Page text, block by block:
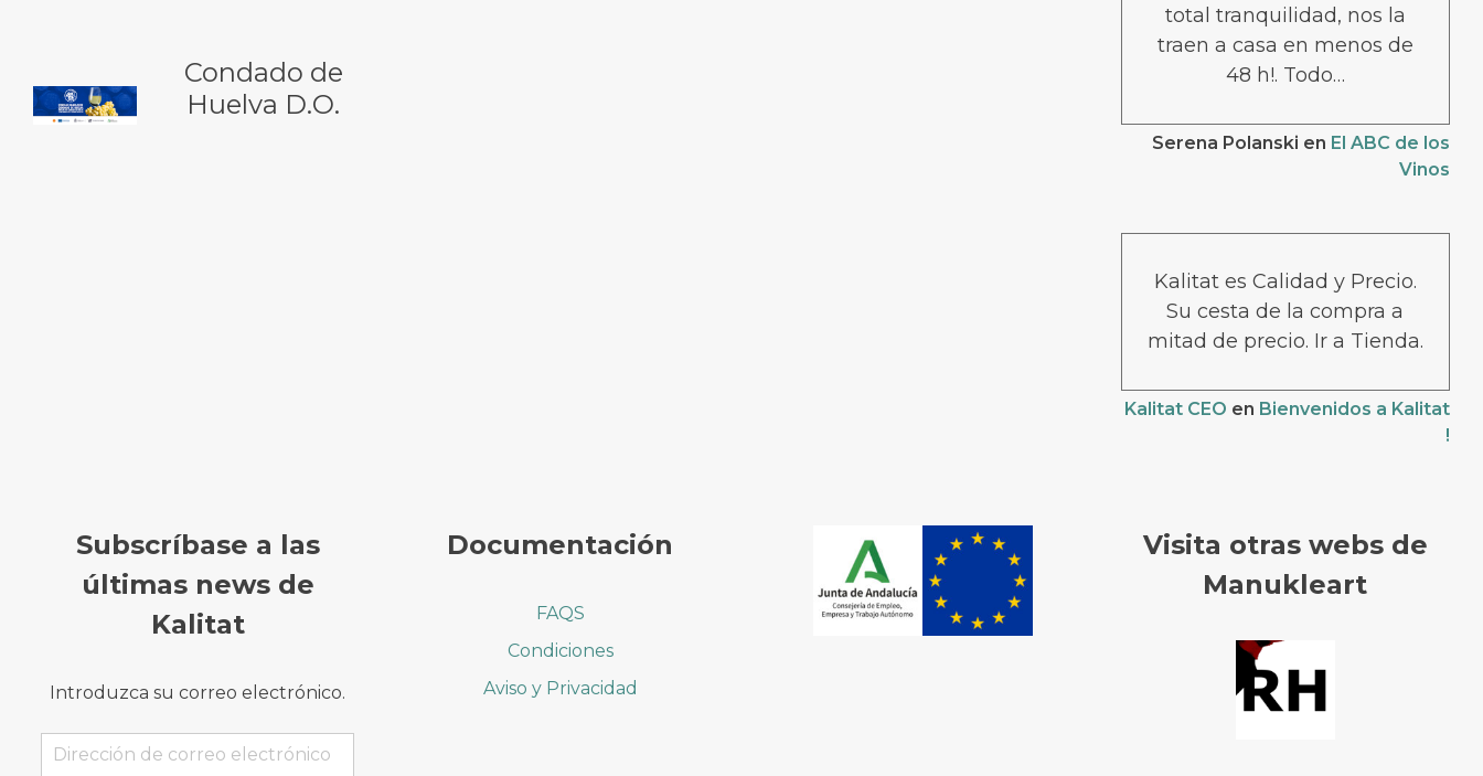
Condado de
Huelva D.O.
total tranquilidad, nos la
traen a casa en menos de
48 h!. Todo…
Serena Polanski en El ABC de los
Vinos
Kalitat es Calidad y Precio.
Su cesta de la compra a
mitad de precio. Ir a Tienda.
Kalitat CEO en Bienvenidos a Kalitat
!
Subscríbase a las
últimas news de
Kalitat
Introduzca su correo electrónico.
Dirección
Documentación
FAQS
Condiciones
Aviso y Privacidad
Visita otras webs de
Manukleart